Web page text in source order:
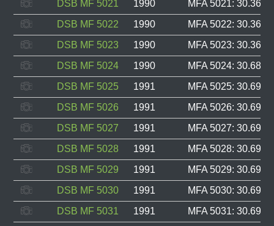
DSB MF 5021
1990
MFA 5021:
DSB MF 5022
1990
MFA 5022:
DSB MF 5023
1990
MFA 5023:
DSB MF 5024
1990
MFA 5024:
DSB MF 5025
1991
MFA 5025:
DSB MF 5026
1991
MFA 5026:
DSB MF 5027
1991
MFA 5027:
DSB MF 5028
1991
MFA 5028:
DSB MF 5029
1991
MFA 5029:
DSB MF 5030
1991
MFA 5030:
DSB MF 5031
1991
MFA 5031: